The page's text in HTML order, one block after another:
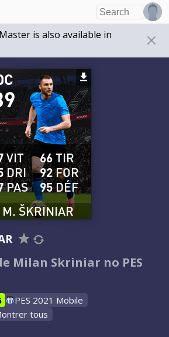
is also available in
M. ŠKRINIAR
VIT
DRI
PAS
66TIR
92FOR
95DÉF
Milan Skriniar no PES
PES 2021 Mobile
tous